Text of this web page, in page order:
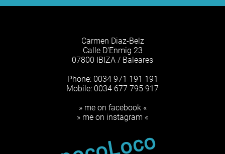
Carmen Diaz-Belz
Calle D'Enmig 23
07800 IBIZA / Baleares
Phone: 0034 971 191 191
Mobile: 0034 677 795 917
» me on facebook «
» me on instagram «